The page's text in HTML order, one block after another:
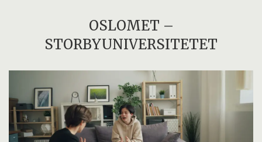
OSLOMET –
STORBYUNIVERSITETET